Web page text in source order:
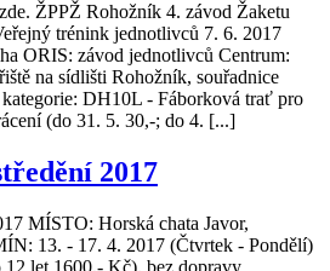
ŽPPŽ Rohožník 4. závod Žaketu
trénink jednotlivců 7. 6. 2017
ORIS: závod jednotlivců Centrum:
na sídlišti Rohožník, souřadnice
DH10L - Fáborková trať pro
(do 31. 5. 30,-; do 4. [...]
2017
MÍSTO: Horská chata Javor,
13. - 17. 4. 2017 (Čtvrtek - Pondělí)
let 1600,- Kč), bez dopravy